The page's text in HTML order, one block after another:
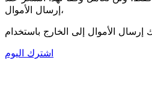
إرسال الأموال،
اشترك اليوم